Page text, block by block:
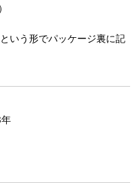
いう形でパッケージ裏に記